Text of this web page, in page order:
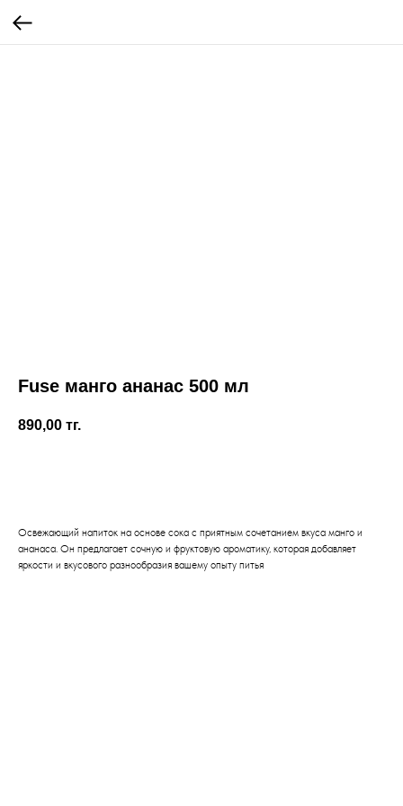
Fuse манго ананас 500 мл
890,00 тг.
Освежающий напиток на основе сока с приятным сочетанием вкуса манго и
ананаса. Он предлагает сочную и фруктовую ароматику, которая добавляет
яркости и вкусового разнообразия вашему опыту питья